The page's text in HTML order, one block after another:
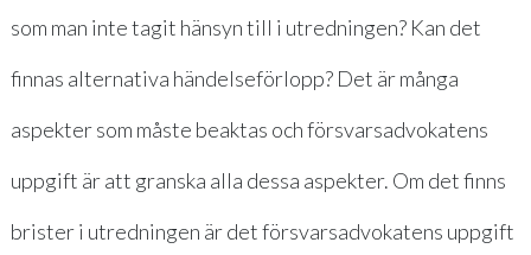
som man inte tagit hänsyn till i utredningen? Kan det
finnas alternativa händelseförlopp? Det är många
aspekter som måste beaktas och försvarsadvokatens
uppgift är att granska alla dessa aspekter. Om det finns
brister i utredningen är det försvarsadvokatens uppgift